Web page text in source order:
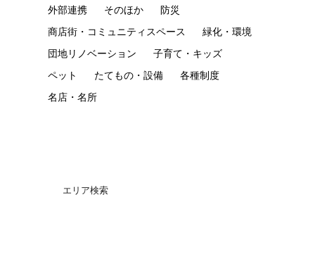
外部連携
そのほか
防災
商店街・コミュニティスペース
緑化・環境
団地リノベーション
子育て・キッズ
ペット
たてもの・設備
各種制度
名店・名所
エリア検索